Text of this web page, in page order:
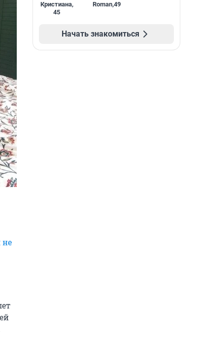
не
Кристиана,
45
Roman,49
Начать знакомиться